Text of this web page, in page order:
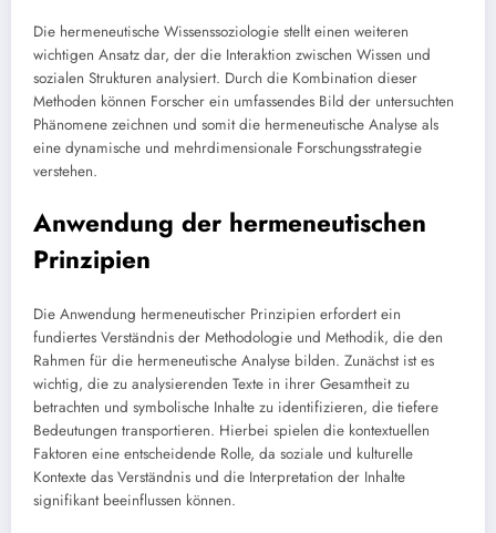
Die hermeneutische Wissenssoziologie stellt einen weiteren
wichtigen Ansatz dar, der die Interaktion zwischen Wissen und
sozialen Strukturen analysiert. Durch die Kombination dieser
Methoden können Forscher ein umfassendes Bild der untersuchten
Phänomene zeichnen und somit die hermeneutische Analyse als
eine dynamische und mehrdimensionale Forschungsstrategie
verstehen.
Anwendung der hermeneutischen
Prinzipien
Die Anwendung hermeneutischer Prinzipien erfordert ein
fundiertes Verständnis der Methodologie und Methodik, die den
Rahmen für die hermeneutische Analyse bilden. Zunächst ist es
wichtig, die zu analysierenden Texte in ihrer Gesamtheit zu
betrachten und symbolische Inhalte zu identifizieren, die tiefere
Bedeutungen transportieren. Hierbei spielen die kontextuellen
Faktoren eine entscheidende Rolle, da soziale und kulturelle
Kontexte das Verständnis und die Interpretation der Inhalte
signifikant beeinflussen können.